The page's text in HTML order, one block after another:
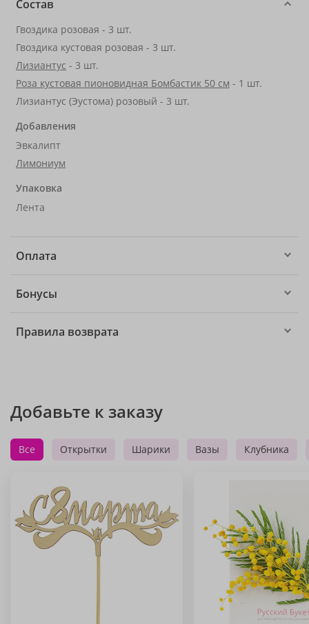
Состав
Гвоздика розовая - 3 шт.
Гвоздика кустовая розовая - 3 шт.
Лизиантус - 3 шт.
Роза кустовая пионовидная Бомбастик 50 см - 1 шт.
Лизиантус (Эустома) розовый - 3 шт.
Добавления
Эвкалипт
Лимониум
Упаковка
Лента
Оплата
Бонусы
Правила возврата
Добавьте к заказу
Все Открытки Шарики Вазы Клубника